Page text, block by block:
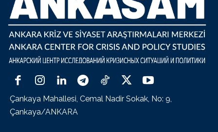
Çankaya Mahallesi, Cemal Nadir Sokak, No: 9,
Çankaya/ANKARA